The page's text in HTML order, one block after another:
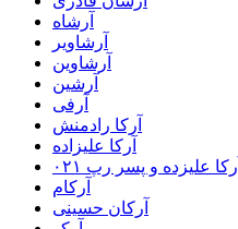
آرشاه
آرشاویر
آرشاوین
آرشین
آرفی
آرکا رادمنش
آرکا علیزاده
آرکا علیزده و پسر رپ ۰۲۱
آرکام
آرکان حسینی